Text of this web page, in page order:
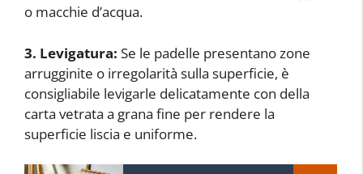
o macchie d’acqua.
3. Levigatura: Se le padelle presentano zone
arrugginite o irregolarità sulla superficie, è
consigliabile levigarle delicatamente con della
carta vetrata a grana fine per rendere la
superficie liscia e uniforme.